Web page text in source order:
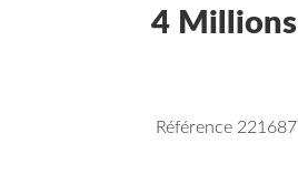
4 Millions
Référence 221687